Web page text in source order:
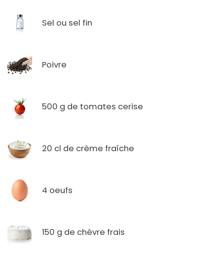
Sel ou sel fin
Poivre
500 g de tomates cerise
20 cl de crème fraîche
4 oeufs
150 g de chèvre frais